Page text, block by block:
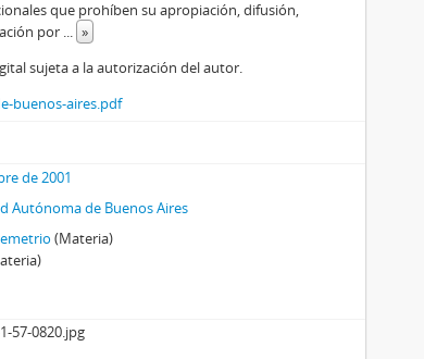
que prohíben su apropiación, difusión,
por ... »
sujeta a la autorización del autor.
buenos-aires.pdf
de 2001
Autónoma de Buenos Aires
(Materia)
57-0820.jpg